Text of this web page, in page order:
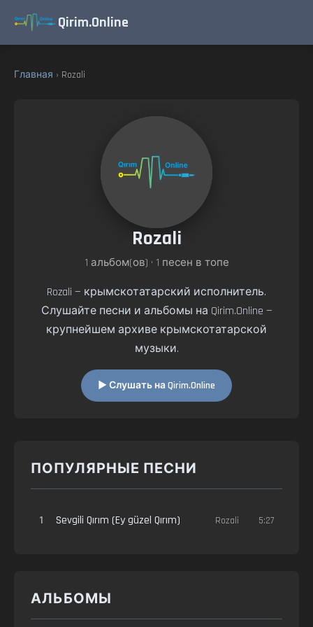
Qirim.Online
Главная › Rozali
Rozali
1 альбом(ов) • 1 песен в топе
Rozali — крымскотатарский исполнитель.
Слушайте песни и альбомы на Qirim.Online —
крупнейшем архиве крымскотатарской
музыки.
▶ Слушать на Qirim.Online
ПОПУЛЯРНЫЕ ПЕСНИ
1 Sevgili Qırım (Ey güzel Qırım) Rozali 5:27
АЛЬБОМЫ